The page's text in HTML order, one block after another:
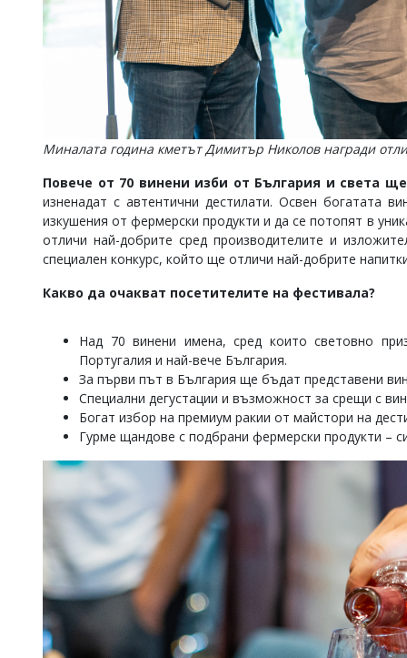
Миналата година кметът Димитър Николов награди
Повече от 70 винени изби от България и света
изненадат с автентични дестилати. Освен богатата
изкушения от фермерски продукти и да се потопят в
отличи най-добрите сред производителите и
специален конкурс, който ще отличи най-добрите
Какво да очакват посетителите на фестивала?
Над 70 винени имена, сред които световно
Португалия и най-вече България.
За първи път в България ще бъдат представени
Специални дегустации и възможност за срещи с
Богат избор на премиум ракии от майстори на
Гурме щандове с подбрани фермерски продукти –